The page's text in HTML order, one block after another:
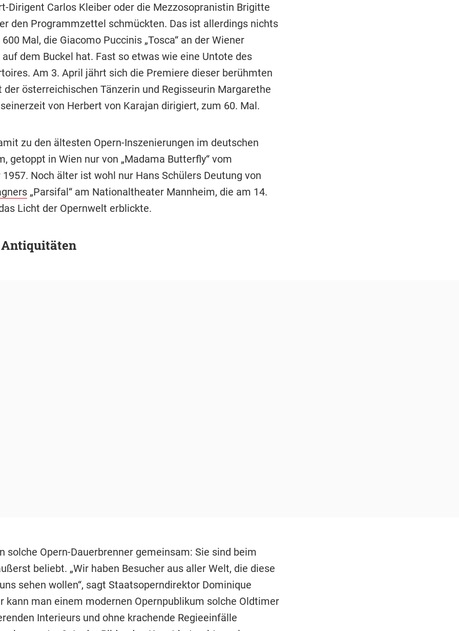
Dirigent Carlos Kleiber oder die Mezzosopranistin Brigitte
den Programmzettel schmückten. Das ist allerdings nichts
Mal, die Giacomo Puccinis „Tosca“ an der Wiener
dem Buckel hat. Fast so etwas wie eine Untote des
Am 3. April jährt sich die Premiere dieser berühmten
der österreichischen Tänzerin und Regisseurin Margarethe
von Herbert von Karajan dirigiert, zum 60. Mal.
zu den ältesten Opern-Inszenierungen im deutschen
getoppt in Wien nur von „Madama Butterfly“ vom
Noch älter ist wohl nur Hans Schülers Deutung von
„Parsifal“ am Nationaltheater Mannheim, die am 14.
Licht der Opernwelt erblickte.
solche Opern-Dauerbrenner gemeinsam: Sie sind beim
beliebt. „Wir haben Besucher aus aller Welt, die diese
uns sehen wollen“, sagt Staatsoperndirektor Dominique
kann man einem modernen Opernpublikum solche Oldtimer
Interieurs und ohne krachende Regieeinfälle